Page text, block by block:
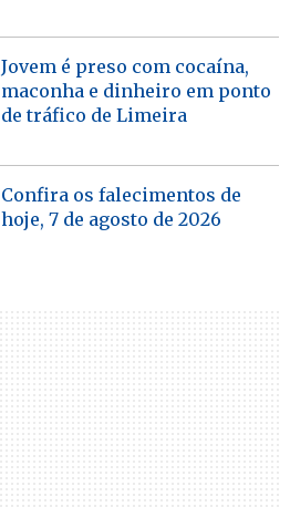
Jovem é preso com cocaína,
maconha e dinheiro em ponto
de tráfico de Limeira
Confira os falecimentos de
hoje, 7 de agosto de 2026